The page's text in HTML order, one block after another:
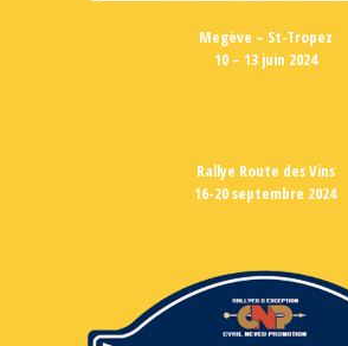
Megève – St-Tropez
10 – 13 juin 2024
Rallye Route des Vins
16-20 septembre 2024